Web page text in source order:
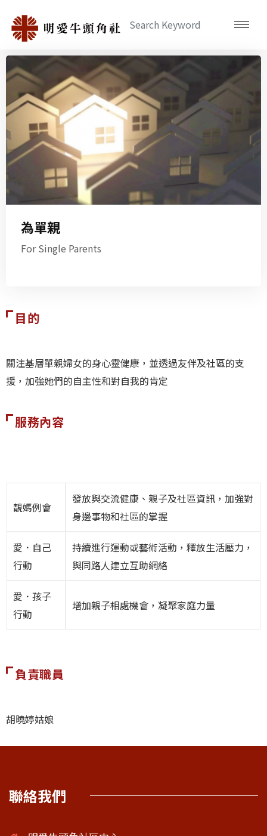
為單親
For Single Parents
目的
關注基層單親婦女的身心靈健康，並透過友伴及社區的支
援，加強她們的自主性和對自我的肯定
服務內容
靚媽例會
發放與交流健康、親子及社區資訊，加強對
身邊事物和社區的掌握
愛．自己
行動
持續進行運動或藝術活動，釋放生活壓力，
與同路人建立互助網絡
愛．孩子
行動
增加親子相處機會，凝聚家庭力量
負責職員
胡曉婷姑娘
聯絡我們